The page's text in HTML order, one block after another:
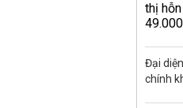
Đại
chính